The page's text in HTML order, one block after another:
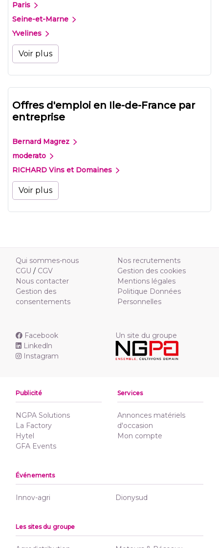
Paris
Seine-et-Marne
Yvelines
Voir plus
Offres d'emploi en Ile-de-France par
entreprise
Bernard Magrez
moderato
RICHARD Vins et Domaines
Voir plus
Qui sommes-nous
CGU / CGV
Nous contacter
Gestion des
consentements
Nos recrutements
Gestion des cookies
Mentions légales
Politique Données
Personnelles
Facebook
Linkedln
Instagram
Un site du groupe
Publicité
NGPA Solutions
La Factory
Hytel
GFA Events
Services
Annonces matériels
d'occasion
Mon compte
Événements
Innov-agri Dionysud
Les sites du groupe